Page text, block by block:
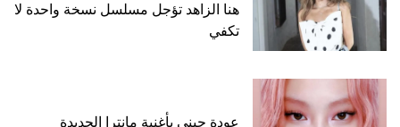
هنا الزاهد تؤجل مسلسل نسخة واحدة لا
تكفي
عودة جيني بأغنية مانترا الجديدة